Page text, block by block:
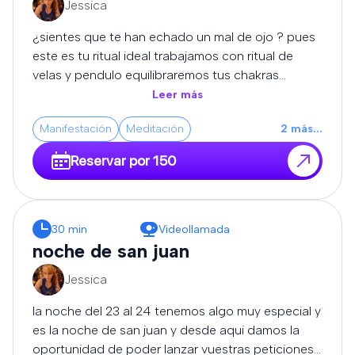
expertos se encargará de disolver los bloqueos,
cortar las malas vibraciones y devolverte la
claridad, el equilibrio y la protección que necesitas
para volver a avanzar con fuerza.
Jessica
¿sientes que te han echado un mal de ojo ? pues
este es tu ritual ideal trabajamos con ritual de
velas y pendulo equilibraremos tus chakras
limpiaremos tus energias y haremos que tus
caminos sean abiertos para que todo te empiece
a salir bien..... importante despues de este ritual
recomendamos llevar una turmalina o escoba de
bruja para proteccion
Leer más
Manifestación Meditación 2 más...
Reservar por 150
30 min Videollamada
noche de san juan
Jessica
la noche del 23 al 24 tenemos algo muy especial y
es la noche de san juan y desde aqui damos la
oportunidad de poder lanzar vuestras peticiones